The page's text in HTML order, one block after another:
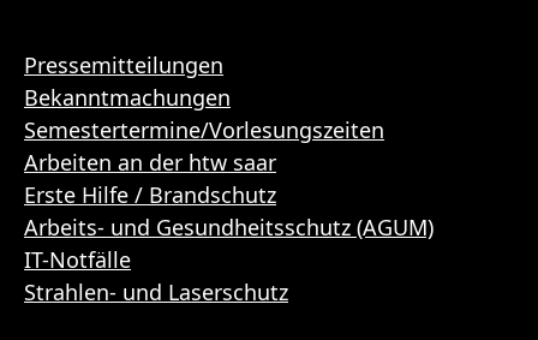
Pressemitteilungen
Bekanntmachungen
Semestertermine/Vorlesungszeiten
Arbeiten an der htw saar
Erste Hilfe / Brandschutz
Arbeits- und Gesundheitsschutz (AGUM)
IT-Notfälle
Strahlen- und Laserschutz